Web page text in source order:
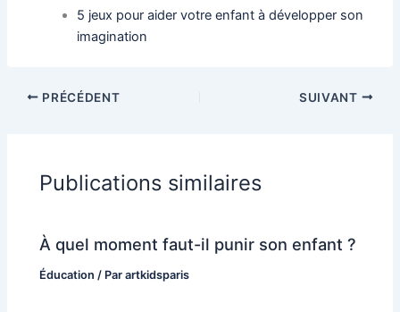
5 jeux pour aider votre enfant à développer son
imagination
PRÉCÉDENT SUIVANT
Publications similaires
À quel moment faut-il punir son enfant ?
Éducation / Parartkidsparis